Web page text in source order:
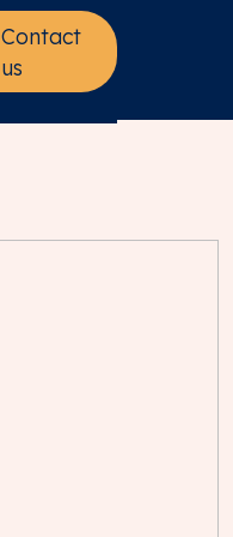
Contact
us